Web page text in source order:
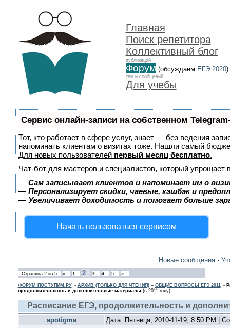
Главная
Поиск репетитора
Коллективный блог
публикаций
Форум (обсуждаем ЕГЭ 2020)
тем и сообщений
Для учебы
Сервис онлайн-записи на собственном
Тот, кто работает в сфере услуг, знает — без ведения
напоминать клиентам о визитах тоже. Нашли самый
Для новых пользователей первый месяц бесплатно.
Чат-бот для мастеров и специалистов, который упрощает
— Сам записывает клиентов и напоминает им о
— Персонализирует скидки, чаевые, кэшбэк и
— Увеличивает доходимость и помогает больше
Начать пользоваться сервисом
Новые сообщения·
Страница 2из 5 « 1 2 3 4 5 »
ФОРУМ ПОСТУПИМ.РУ» АРХИВ (ТОЛЬКО ДЛЯ ЧТЕНИЯ)» ОБЩИЕ ВОПРОСЫ ЕГЭ 2011»
продолжительность и дополнительные материалы (в 2011 году)
Расписание ЕГЭ, продолжительность и
apotigma
Дата: Пятница, 2010-11-19, 8:50 PM |